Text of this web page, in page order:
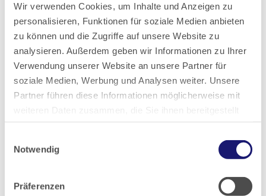
Wir verwenden Cookies, um Inhalte und Anzeigen zu
personalisieren, Funktionen für soziale Medien anbieten
zu können und die Zugriffe auf unsere Website zu
analysieren. Außerdem geben wir Informationen zu Ihrer
Verwendung unserer Website an unsere Partner für
soziale Medien, Werbung und Analysen weiter. Unsere
Partner führen diese Informationen möglicherweise mit
haben oder die sie im Rahmen Ihrer Nutzung der Dienste
Notwendig
Präferenzen
Hessisches Ärzteblatt
Ausgabe 10/2024
Artikel geschrieben von: